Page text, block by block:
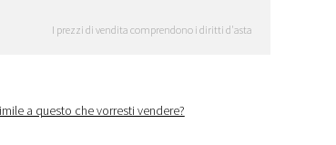
I prezzi di vendita comprendono i diritti d'asta
a questo che vorresti vendere?